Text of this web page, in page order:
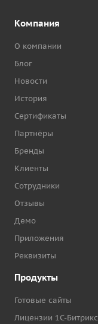
Компания
О компании
Блог
Новости
История
Сертификаты
Партнёры
Бренды
Клиенты
Сотрудники
Отзывы
Демо
Приложения
Реквизиты
Продукты
Готовые сайты
Лицензии 1С-Битрикс